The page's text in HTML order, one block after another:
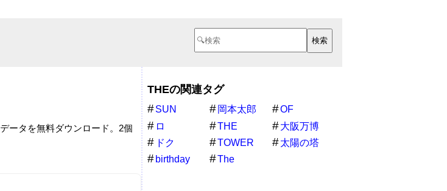
ータを無料ダウンロード。2個
THEの関連タグ
SUN 岡本太郎
OF
ロ
THE
大阪万博
ドク
TOWER
太陽の塔
birthday
The